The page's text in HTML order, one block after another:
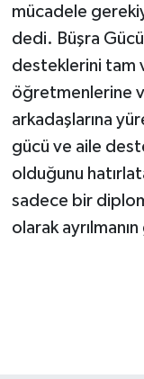
mücadele
dedi. Büşra
desteklerini tam
öğretmenlerine
arkadaşlarına
gücü ve aile
olduğunu
sadece bir
olarak